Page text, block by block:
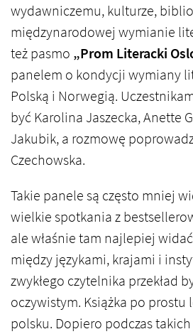
wydawniczemu, kulturze,
międzynarodowej wymianie
też pasmo „Prom Literacki
panelem o kondycji wymiany
Polską i Norwegią.
być Karolina Jaszecka, Anette
Jakubik, a rozmowę
Czechowska.
Takie panele są często mniej
wielkie spotkania z
ale właśnie tam najlepiej
między językami, krajami i
zwykłego czytelnika przekład
oczywistym. Książka po prostu
polsku. Dopiero podczas